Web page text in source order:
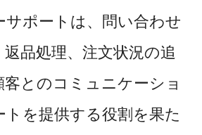
サポートは、問い合わせ
品処理、注文状況の追
客とのコミュニケーショ
トを提供する役割を果た